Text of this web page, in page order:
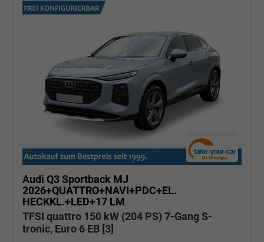
Audi Q3 Sportback MJ
2026+QUATTRO+NAVI+PDC+EL.
HECKKL.+LED+17 LM
TFSI quattro 150 kW (204 PS) 7-Gang S-
tronic, Euro 6 EB [3]